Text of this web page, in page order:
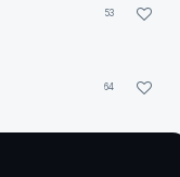
53
64